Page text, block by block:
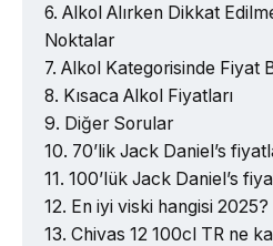
Alkol Alırken Dikkat
Noktalar
Alkol Kategorisinde Fiyat
Kısaca Alkol Fiyatları
Diğer Sorular
70’lik Jack Daniel’s
100’lük Jack Daniel’s
En iyi viski hangisi 2025?
Chivas 12 100cl TR ne